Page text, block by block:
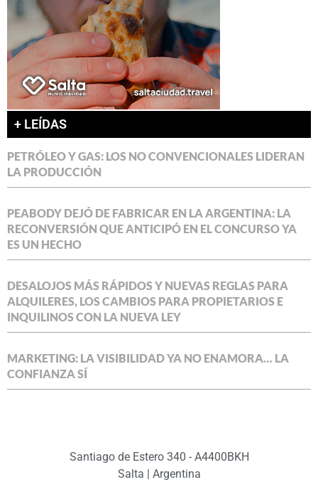
+ LEÍDAS
PETRÓLEO Y GAS: LOS NO CONVENCIONALES LIDERAN
LA PRODUCCIÓN
PEABODY DEJÓ DE FABRICAR EN LA ARGENTINA: LA
RECONVERSIÓN QUE ANTICIPÓ EN EL CONCURSO YA
ES UN HECHO
DESALOJOS MÁS RÁPIDOS Y NUEVAS REGLAS PARA
ALQUILERES, LOS CAMBIOS PARA PROPIETARIOS E
INQUILINOS CON LA NUEVA LEY
MARKETING: LA VISIBILIDAD YA NO ENAMORA… LA
CONFIANZA SÍ
Santiago de Estero 340 - A4400BKH
Salta | Argentina